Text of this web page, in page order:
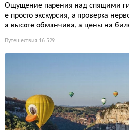
Ощущение парения над спящими
е просто экскурсия, а проверка
а высоте обманчива, а цены на
Путешествия 16 529